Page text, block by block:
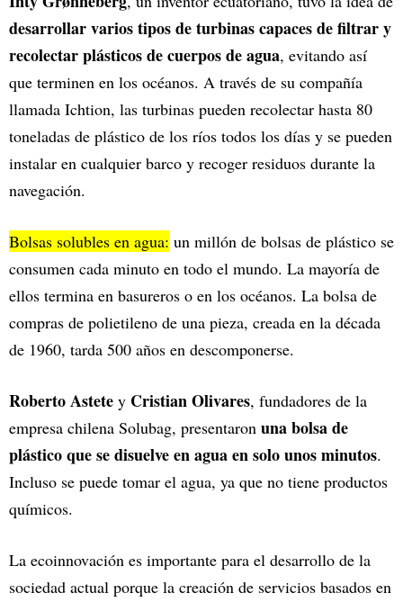
desarrollar varios tipos de turbinas capaces de filtrar y
recolectar plásticos de cuerpos de agua, evitando así
que terminen en los océanos. A través de su compañía
llamada Ichtion, las turbinas pueden recolectar hasta 80
toneladas de plástico de los ríos todos los días y se pueden
instalar en cualquier barco y recoger residuos durante la
navegación.
Bolsas solubles en agua: un millón de bolsas de plástico se
consumen cada minuto en todo el mundo. La mayoría de
ellos termina en basureros o en los océanos. La bolsa de
compras de polietileno de una pieza, creada en la década
de 1960, tarda 500 años en descomponerse.
Roberto Astete y Cristian Olivares, fundadores de la
empresa chilena Solubag, presentaron una bolsa de
plástico que se disuelve en agua en solo unos minutos.
Incluso se puede tomar el agua, ya que no tiene productos
químicos.
La ecoinnovación es importante para el desarrollo de la
sociedad actual porque la creación de servicios basados en